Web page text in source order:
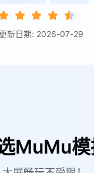
更新日期: 2026-07-29
MuMu